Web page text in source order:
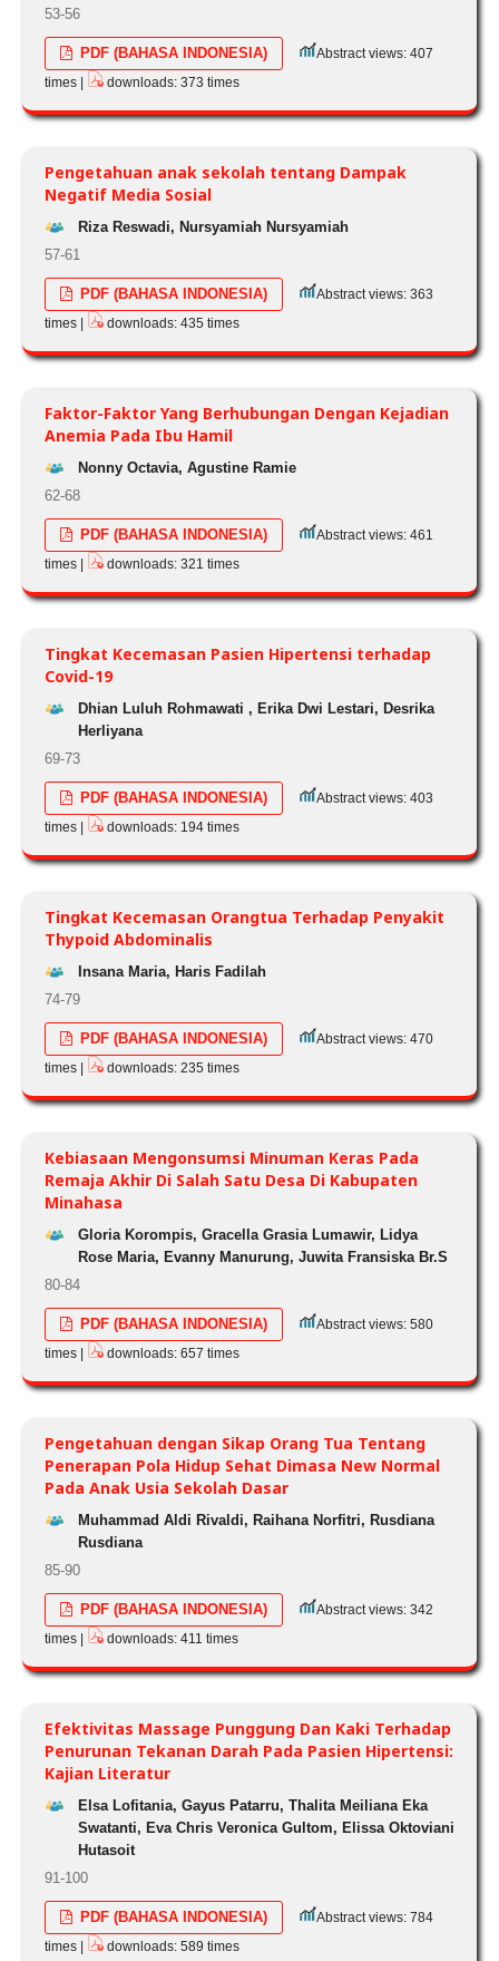
53-56
PDF (BAHASA INDONESIA)
Abstract views: 407
times |
downloads: 373 times
Pengetahuan anak sekolah tentang Dampak
Negatif Media Sosial
Riza Reswadi, Nursyamiah Nursyamiah
57-61
PDF (BAHASA INDONESIA)
Abstract views: 363
times |
downloads: 435 times
Faktor-Faktor Yang Berhubungan Dengan Kejadian
Anemia Pada Ibu Hamil
Nonny Octavia, Agustine Ramie
62-68
PDF (BAHASA INDONESIA)
Abstract views: 461
times |
downloads: 321 times
Tingkat Kecemasan Pasien Hipertensi terhadap
Covid-19
Dhian Luluh Rohmawati , Erika Dwi Lestari, Desrika
Herliyana
69-73
PDF (BAHASA INDONESIA)
Abstract views: 403
times |
downloads: 194 times
Tingkat Kecemasan Orangtua Terhadap Penyakit
Thypoid Abdominalis
Insana Maria, Haris Fadilah
74-79
PDF (BAHASA INDONESIA)
Abstract views: 470
times |
downloads: 235 times
Kebiasaan Mengonsumsi Minuman Keras Pada
Remaja Akhir Di Salah Satu Desa Di Kabupaten
Minahasa
Gloria Korompis, Gracella Grasia Lumawir, Lidya
Rose Maria, Evanny Manurung, Juwita Fransiska Br.S
80-84
PDF (BAHASA INDONESIA)
Abstract views: 580
times |
downloads: 657 times
Pengetahuan dengan Sikap Orang Tua Tentang
Penerapan Pola Hidup Sehat Dimasa New Normal
Pada Anak Usia Sekolah Dasar
Muhammad Aldi Rivaldi, Raihana Norfitri, Rusdiana
Rusdiana
85-90
PDF (BAHASA INDONESIA)
Abstract views: 342
times |
downloads: 411 times
Efektivitas Massage Punggung Dan Kaki Terhadap
Penurunan Tekanan Darah Pada Pasien Hipertensi:
Kajian Literatur
Elsa Lofitania, Gayus Patarru, Thalita Meiliana Eka
Swatanti, Eva Chris Veronica Gultom, Elissa Oktoviani
Hutasoit
91-100
PDF (BAHASA INDONESIA)
Abstract views: 784
times |
downloads: 589 times